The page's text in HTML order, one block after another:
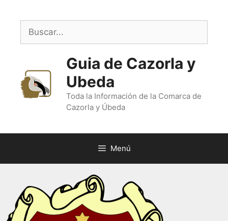
contenido
Buscar:
Guia de Cazorla y
Ubeda
Toda la Información de la Comarca de
Cazorla y Úbeda
Menú